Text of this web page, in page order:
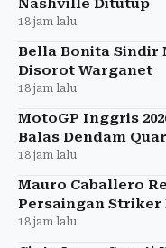
18 jam lalu
Bella Bonita Sindir
Disorot Warganet
18 jam lalu
MotoGP Inggris
Balas Dendam
18 jam lalu
Mauro Caballero
Persaingan
18 jam lalu